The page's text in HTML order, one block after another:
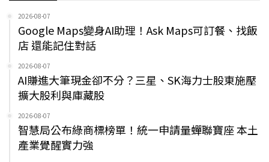
2026-08-07
Google Maps變身AI助理！Ask Maps可訂餐、找飯
店 還能記住對話
2026-08-07
AI賺進大筆現金卻不分？三星、SK海力士股東施壓
擴大股利與庫藏股
2026-08-07
智慧局公布綠商標榜單！統一申請量蟬聯寶座 本土
產業覺醒實力強